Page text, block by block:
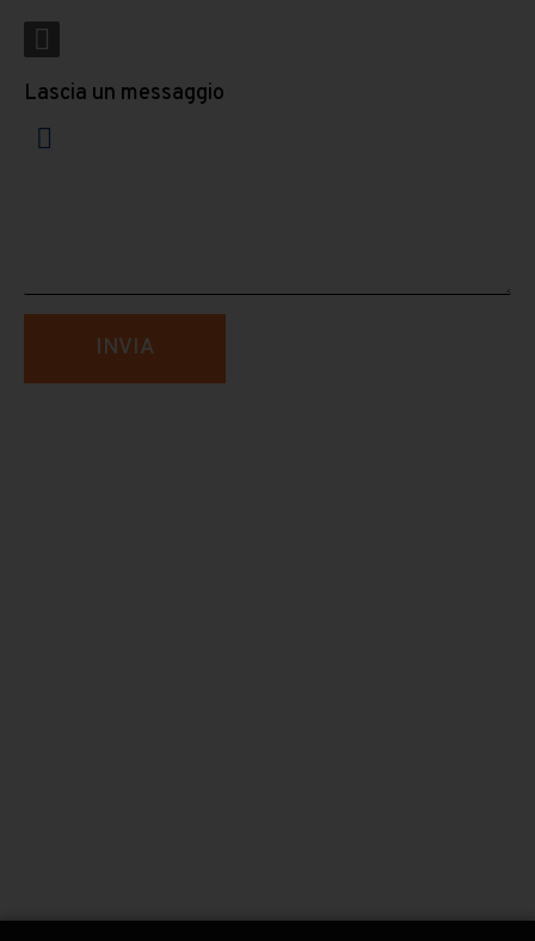
Lascia un messaggio
INVIA